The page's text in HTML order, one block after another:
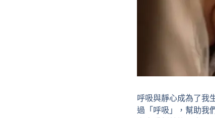
呼吸與靜心成為了我
過「呼吸」，幫助我